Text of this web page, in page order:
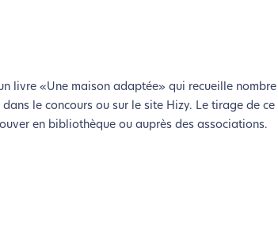
livre «Une maison adaptée» qui recueille nombre
dans le concours ou sur le site Hizy. Le tirage de
en bibliothèque ou auprès des associations.